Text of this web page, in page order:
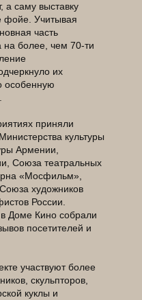
а саму выставку
фойе. Учитывая
часть
более, чем 70-ти
их
особенную
приняли
культуры
Армении,
Союза театральных
«Мосфильм»,
художников
России.
Доме Кино собрали
посетителей и
участвуют более
скульпторов,
куклы и